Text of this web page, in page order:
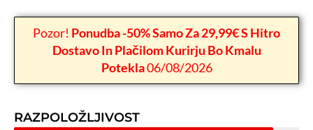
Pozor! Ponudba -50% Samo Za 29,99€ S Hitro
Dostavo In Plačilom Kurirju Bo Kmalu
Potekla06/08/2026
RAZPOLOŽLJIVOST